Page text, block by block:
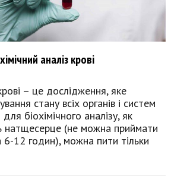
аналіз крові
– це дослідження, яке
стану всіх органів і систем
біохімічного аналізу, як
натщесерце (не можна приймати
6-12 годин), можна пити тільки